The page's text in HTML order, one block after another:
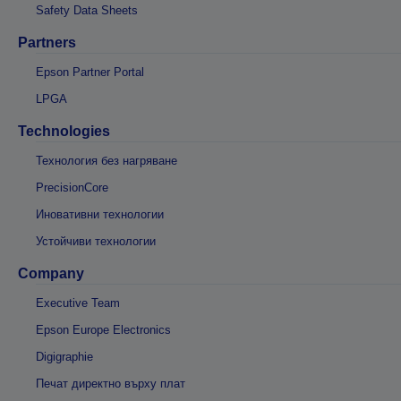
Safety Data Sheets
Partners
Epson Partner Portal
LPGA
Technologies
Технология без нагряване
PrecisionCore
Иновативни технологии
Устойчиви технологии
Company
Executive Team
Epson Europe Electronics
Digigraphie
Печат директно върху плат